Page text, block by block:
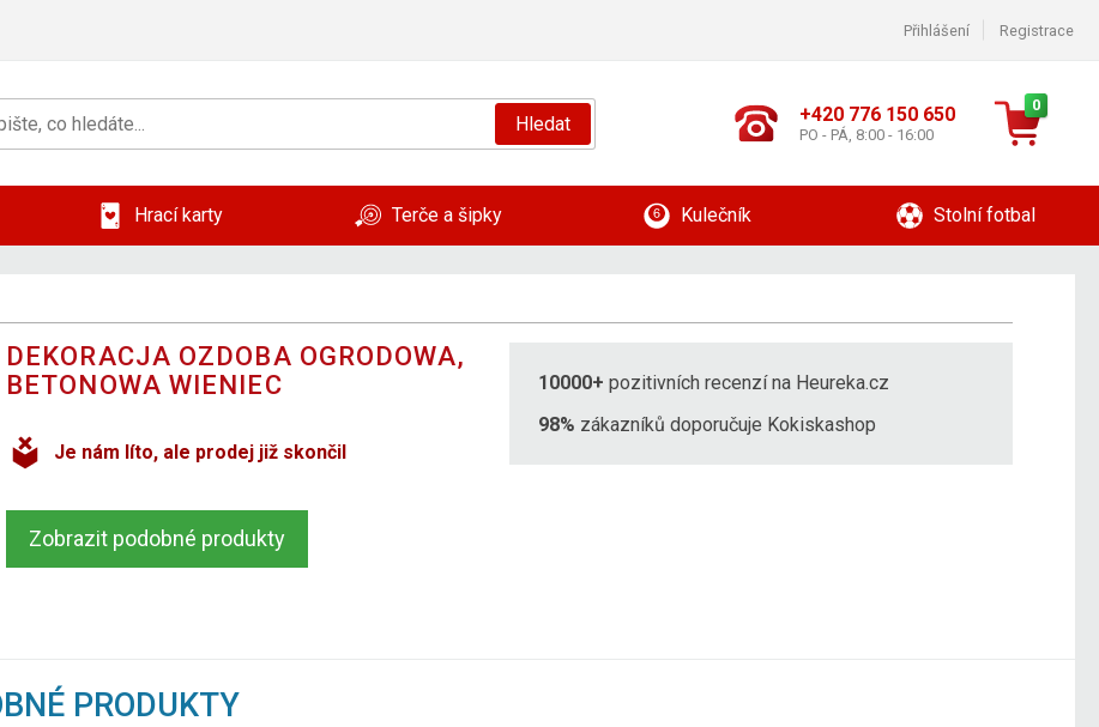
Přihlášení Registrace
Hledat +420 776 150 650
PO - PÁ, 8:00 - 16:00
0
Hrací karty Terče a šipky Kulečník Stolní fotbal
DEKORACJA OZDOBA OGRODOWA,
BETONOWA WIENIEC
Je nám líto, ale prodej již skončil
Zobrazit podobné produkty
10000+ pozitivních recenzí na Heureka.cz
98% zákazníků doporučuje Kokiskashop
PRODUKTY